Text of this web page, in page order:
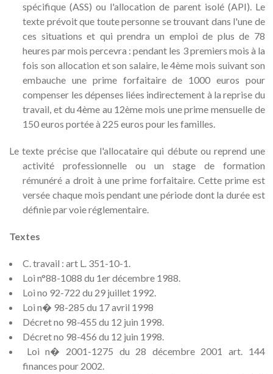
spécifique (ASS) ou l'allocation de parent isolé (API). Le
texte prévoit que toute personne se trouvant dans l'une de
ces situations et qui prendra un emploi de plus de 78
heures par mois percevra : pendant les 3 premiers mois à la
fois son allocation et son salaire, le 4ème mois suivant son
embauche une prime forfaitaire de 1000 euros pour
compenser les dépenses liées indirectement à la reprise du
travail, et du 4ème au 12ème mois une prime mensuelle de
150 euros portée à 225 euros pour les familles.
Le texte précise que l'allocataire qui débute ou reprend une
activité professionnelle ou un stage de formation
rémunéré a droit à une prime forfaitaire. Cette prime est
versée chaque mois pendant une période dont la durée est
définie par voie réglementaire.
Textes
C. travail : art L. 351-10-1.
Loi n°88-1088 du 1er décembre 1988.
Loi no 92-722 du 29 juillet 1992.
Loi n� 98-285 du 17 avril 1998
Décret no 98-455 du 12 juin 1998.
Décret no 98-456 du 12 juin 1998.
Loi n� 2001-1275 du 28 décembre 2001 art. 144
finances pour 2002.